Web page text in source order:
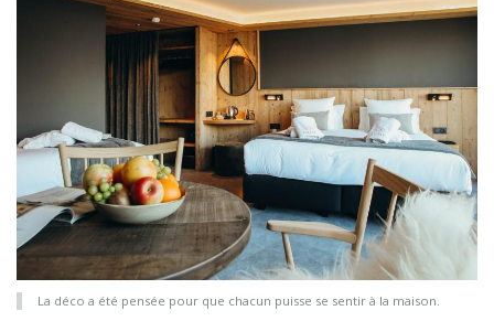
La déco a été pensée pour que chacun puisse se sentir à la maison.